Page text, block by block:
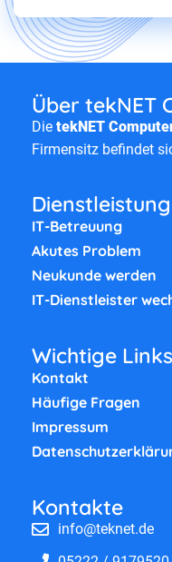
Über tekNET
Die tekNET
Firmensitz befindet
IT-Betreuung
Akutes Problem
Neukunde werden
IT-Dienstleister
Wichtige Links
Kontakt
Häufige Fragen
Impressum
Kontakte
info@teknet.de